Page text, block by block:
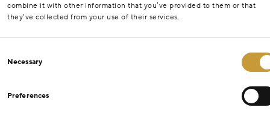
combine it with other information that you’ve provided to them or that
they’ve collected from your use of their services.
Selection
Necessary
Preferences